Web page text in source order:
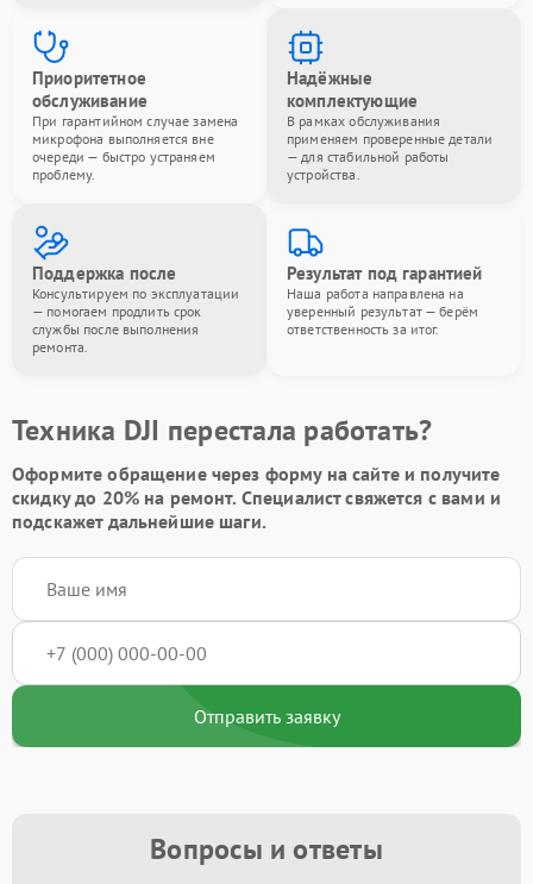
Приоритетное
обслуживание
При гарантийном случае замена
микрофона выполняется вне
очереди — быстро устраняем
проблему.
Надёжные
комплектующие
В рамках обслуживания
применяем проверенные детали
— для стабильной работы
устройства.
Поддержка после
Консультируем по эксплуатации
— помогаем продлить срок
службы после выполнения
ремонта.
Результат под гарантией
Наша работа направлена на
уверенный результат — берём
ответственность за итог.
Техника DJI перестала работать?
Оформите обращение через форму на сайте и получите
скидку до 20%на ремонт. Специалист свяжется с вами и
подскажет дальнейшие шаги.
Отправить заявку
Вопросы и ответы